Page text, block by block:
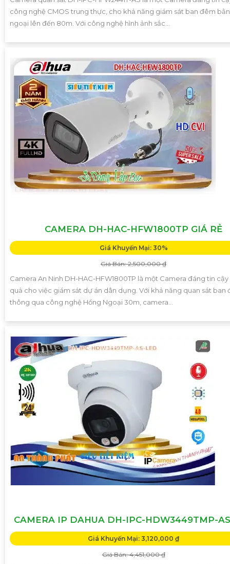
công nghệ CMOS trung thực, cho khả năng giám sát ban đêm
ngoại lên đến 80m. Với công nghệ hình ảnh sắc...
CAMERA DH-HAC-HFW1800TP GIÁ RẺ
Giá Khuyến Mại: 30%
Giá Bán: 2,500,000 ₫
Camera An Ninh DH-HAC-HFW1800TP là một Camera đáng tin cậy
quả cho việc giám sát dự án dân dụng. Với khả năng quan sát ban
thông qua công nghệ Hồng Ngoại 30m, camera...
CAMERA IP DAHUA DH-IPC-HDW3449TMP-
Giá Khuyến Mại: 3,120,000 ₫
Giá Bán: 4,451,000 ₫